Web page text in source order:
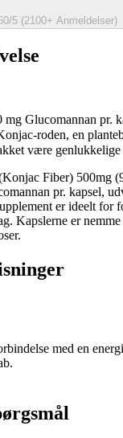
5 (2100+ Anmeldelser)
mg Glucomannan pr.
roden, en
være genlukkelige
Fiber) 500mg
pr. kapsel,
er ideelt for
Kapslerne er
med en